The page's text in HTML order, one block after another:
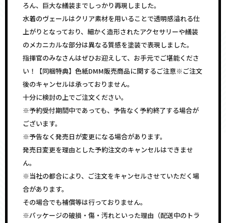
ろん、巨大な艤装までしっかり再現しました。
水着のヴェールはクリア素材を用いることで透明感溢れる仕
上がりとなっており、細かく造形されたアクセサリーや艤装
のメカニカルな部分は異なる質感を塗装で表現しました。
指揮官のみなさんはぜひお迎えして、お手元でご堪能くださ
い！【同梱特典】色紙DMM販売商品に関するご注意※ご注文
後のキャンセルは承っておりません。
十分に検討の上でご注文ください。
※予約受付期間中であっても、予告なく予約終了する場合が
ございます。
※予告なく発売日が変更になる場合があります。
発売日変更を理由とした予約注文のキャンセルはできませ
ん。
※当社の都合により、ご注文をキャンセルさせていただく場
合があります。
その場合でも補償等は行っておりません。
※パッケージの破損・傷・汚れといった理由（配送中のトラ